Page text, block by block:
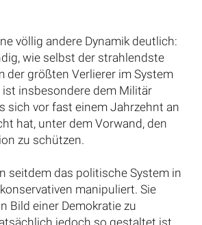
völlig andere Dynamik deutlich:
wie selbst der strahlendste
der größten Verlierer im System
ist insbesondere dem Militär
sich vor fast einem Jahrzehnt an
hat, unter dem Vorwand, den
zu schützen.
seitdem das politische System in
manipuliert. Sie
Bild einer Demokratie zu